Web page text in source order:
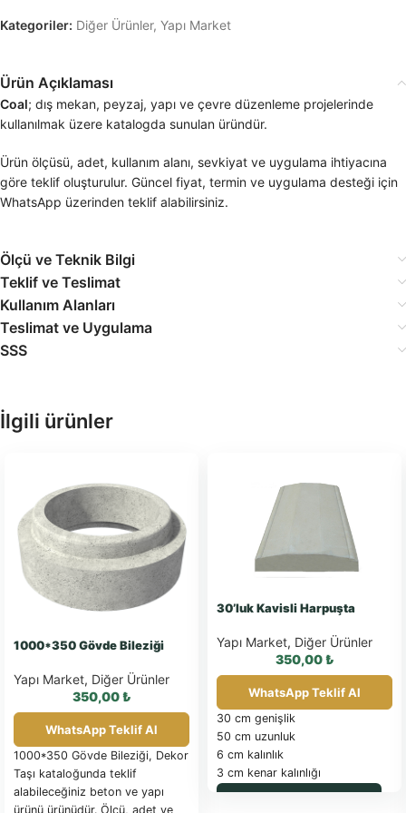
Kategoriler: Diğer Ürünler, Yapı Market
Ürün Açıklaması
Coal; dış mekan, peyzaj, yapı ve çevre düzenleme projelerinde
kullanılmak üzere katalogda sunulan üründür.
Ürün ölçüsü, adet, kullanım alanı, sevkiyat ve uygulama ihtiyacına
göre teklif oluşturulur. Güncel fiyat, termin ve uygulama desteği için
WhatsApp üzerinden teklif alabilirsiniz.
Ölçü ve Teknik Bilgi
Teklif ve Teslimat
Kullanım Alanları
Teslimat ve Uygulama
SSS
İlgili ürünler
1000*350 Gövde Bileziği
Yapı Market, Diğer Ürünler
350,00₺
WhatsApp Teklif Al
1000*350 Gövde Bileziği, Dekor
Taşı kataloğunda teklif
alabileceğiniz beton ve yapı
ürünü ürünüdür. Ölçü, adet ve
30’luk Kavisli Harpuşta
Yapı Market, Diğer Ürünler
350,00₺
WhatsApp Teklif Al
30 cm genişlik
50 cm uzunluk
6 cm kalınlık
3 cm kenar kalınlığı
1 metretülde 2 adet